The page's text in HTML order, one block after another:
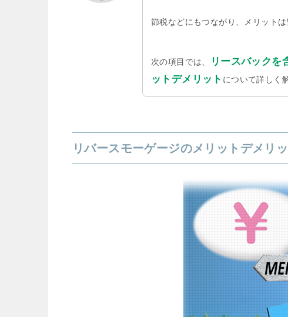
節税などにもつながり、メリットは
次の項目では、
リースバックを
ットデメリット について詳しく
リバースモーゲージのメリットデメリッ